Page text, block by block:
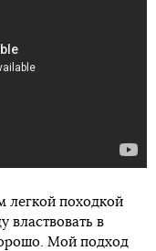
легкой походкой
властвовать в
Мой подход